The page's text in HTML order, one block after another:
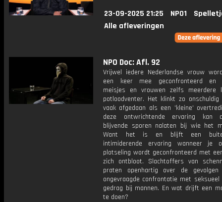
23-09-2025 21:25 NPO1
Alle afleveringen
NPO Doc: Afl. 92
Vrijwel iedere Nederlandse vrouw
een keer mee geconfronteerd en
meisjes en vrouwen zelfs meerdere
potloodventer. Het klinkt zo
vaak afgedaan als een 'kleine'
deze ontwrichtende ervaring kan
blijvende sporen nalaten bij wie het
Want het is en blijft een
intimiderende ervaring wanneer je
plotseling wordt geconfronteerd met
zich ontbloot. Slachtoffers van
praten openhartig over de
ongevraagde confrontatie met seksueel
gedrag bij mannen. En wat drijft een
te doen?